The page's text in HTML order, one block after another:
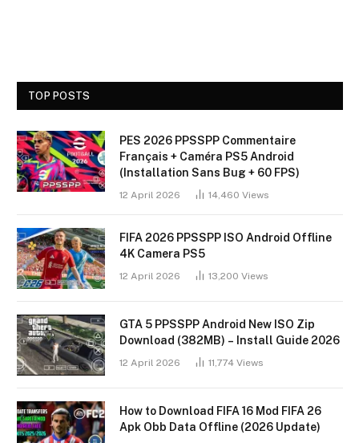
TOP POSTS
PES 2026 PPSSPP Commentaire
Français + Caméra PS5 Android
(Installation Sans Bug + 60 FPS)
12 April 2026 14,460 Views
FIFA 2026 PPSSPP ISO Android Offline
4K Camera PS5
12 April 2026 13,200 Views
GTA 5 PPSSPP Android New ISO Zip
Download (382MB) – Install Guide 2026
12 April 2026 11,774 Views
How to Download FIFA 16 Mod FIFA 26
Apk Obb Data Offline (2026 Update)